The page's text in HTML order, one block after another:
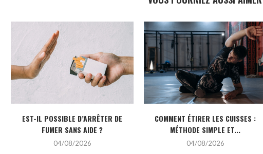
EST-IL POSSIBLE D’ARRÊTER DE
FUMER SANS AIDE ?
04/08/2026
COMMENT ÉTIRER LES CUISSES :
MÉTHODE SIMPLE ET...
04/08/2026